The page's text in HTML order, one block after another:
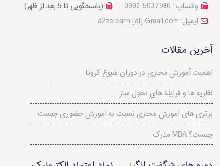
(پاسخگویی تا 5 بعد از ظهر)
واتساپ : 5037986-0990
a2zelearn [at] Gmail.com :ایمیل
آخرین مقالات
اهمیت آموزش مجازی در دوران شیوع کرونا
نظريه ها و فرايند های تحول ساز
برتری های آموزش مجازی نسبت به آموزش حضوری چیست
مدرک MBA چیست؟